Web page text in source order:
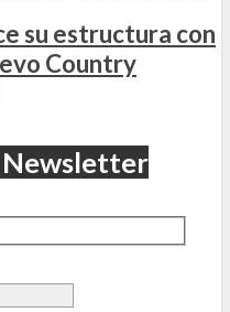
su estructura con
Country
Newsletter